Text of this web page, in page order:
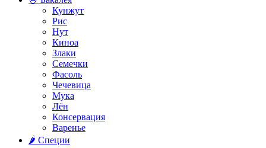
Кунжут
Рис
Нут
Киноа
Злаки
Семечки
Фасоль
Чечевица
Мука
Лён
Консервация
Варенье
🌶️ Специи